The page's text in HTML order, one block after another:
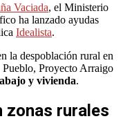
Vaciada, el Ministerio
ha lanzado ayudas
Idealista.
la despoblación rural en
Proyecto Arraigo
y vivienda.
zonas rurales